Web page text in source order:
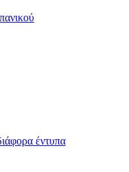
έντυπα